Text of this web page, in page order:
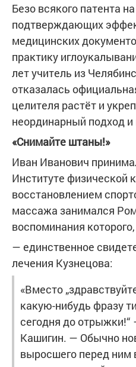
Безо всякого патента
подтверждающих
медицинских
практику
лет учитель из
отказалась
целителя растёт и
неординарный подход
«Снимайте штаны!»
Иван Иванович
Институте физической
восстановлением
массажа занимался
воспоминания
— единственное
лечения Кузнецова:
«Вместо
какую-нибудь фразу
сегодня до
Кашигин. — Обычно
выросшего перед ним